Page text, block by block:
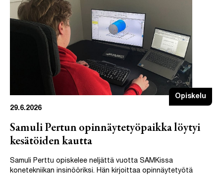
Opiskelu
29.6.2026
Samuli Pertun opinnäytetyöpaikka löytyi
kesätöiden kautta
Samuli Perttu opiskelee neljättä vuotta SAMKissa
konetekniikan insinööriksi. Hän kirjoittaa opinnäytetyötä